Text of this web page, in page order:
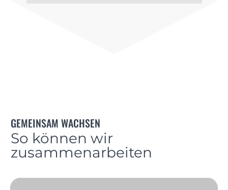
GEMEINSAM WACHSEN
So können wir
zusammenarbeiten